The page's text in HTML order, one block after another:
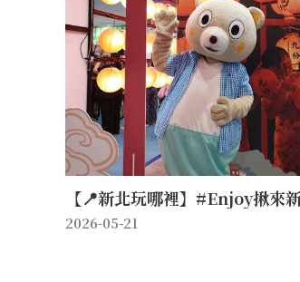
【📍新北玩哪裡】#Enjoy揪來
2026-05-21